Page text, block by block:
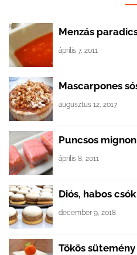
Menzás
április 7, 2011
Mascarpones
augusztus 12, 2017
Puncsos mignon
április 8, 2011
Diós, habos csók
december 9, 2018
Tökös sütemény